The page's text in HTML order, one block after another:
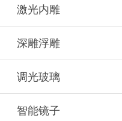
激光内雕
深雕浮雕
调光玻璃
智能镜子